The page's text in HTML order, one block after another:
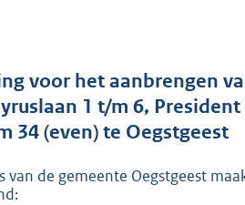
voor het aanbrengen
1 t/m 6,
34 (even) te Oegstgeest
de gemeente Oegstgeest